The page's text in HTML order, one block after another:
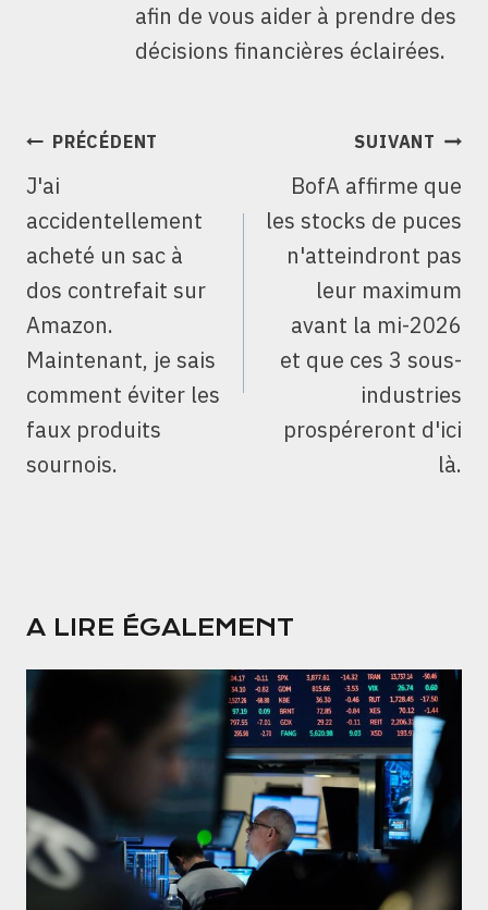
afin de vous aider à prendre des
décisions financières éclairées.
NAVIGATION
L’ARTICLE
PRÉCÉDENT
J'ai
accidentellement
acheté un sac à
dos contrefait sur
Amazon.
Maintenant, je sais
comment éviter les
faux produits
sournois.
SUIVANT
BofA affirme que
les stocks de puces
n'atteindront pas
leur maximum
avant la mi-2026
et que ces 3 sous-
industries
prospéreront d'ici
là.
A LIRE ÉGALEMENT